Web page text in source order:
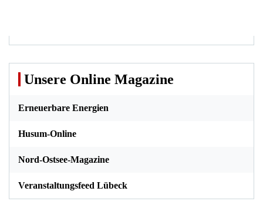
Unsere Online Magazine
Erneuerbare Energien
Husum-Online
Nord-Ostsee-Magazine
Veranstaltungsfeed Lübeck